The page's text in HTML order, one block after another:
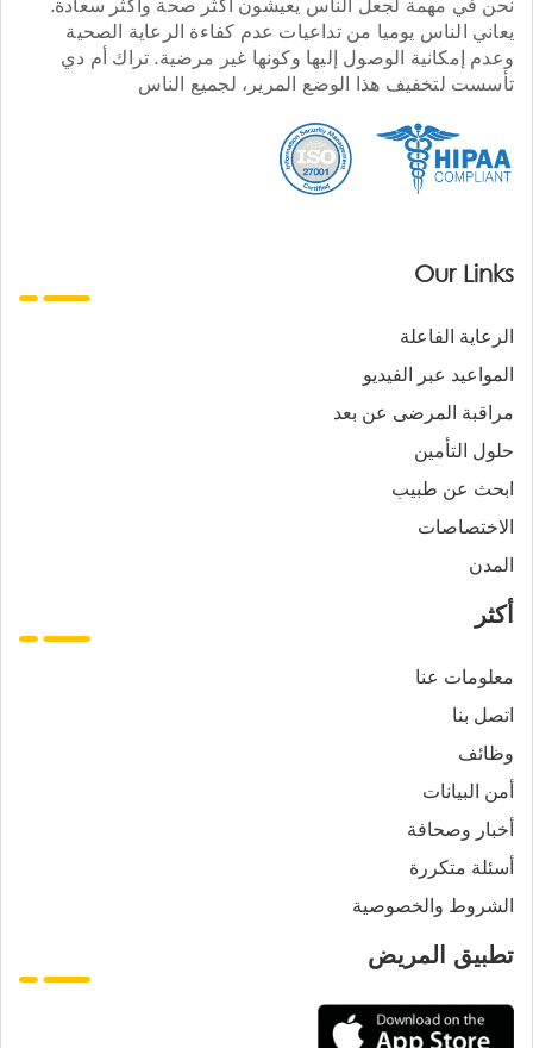
يعاني الناس يوميا من تداعيات عدم كفاءة الرعاية الصحية
وعدم إمكانية الوصول إليها وكونها غير مرضية. تراك أم دي
تأسست لتخفيف هذا الوضع المرير، لجميع الناس
Our Links
الرعاية الفاعلة
المواعيد عبر الفيديو
مراقبة المرضى عن بعد
حلول التأمين
ابحث عن طبيب
الاختصاصات
المدن
أكثر
معلومات عنا
اتصل بنا
وظائف
أمن البيانات
أخبار وصحافة
أسئلة متكررة
الشروط والخصوصية
تطبيق المريض